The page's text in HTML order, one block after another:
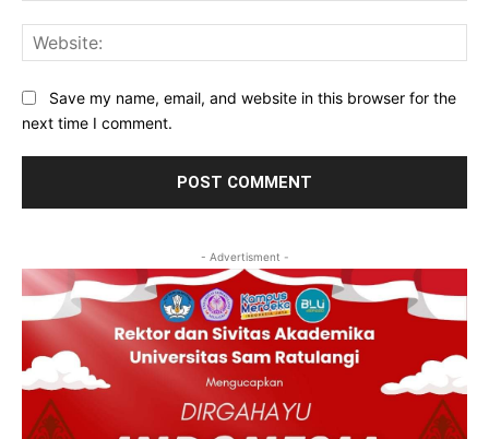
Save my name, email, and website in this browser for the
next time I comment.
- Advertisment -